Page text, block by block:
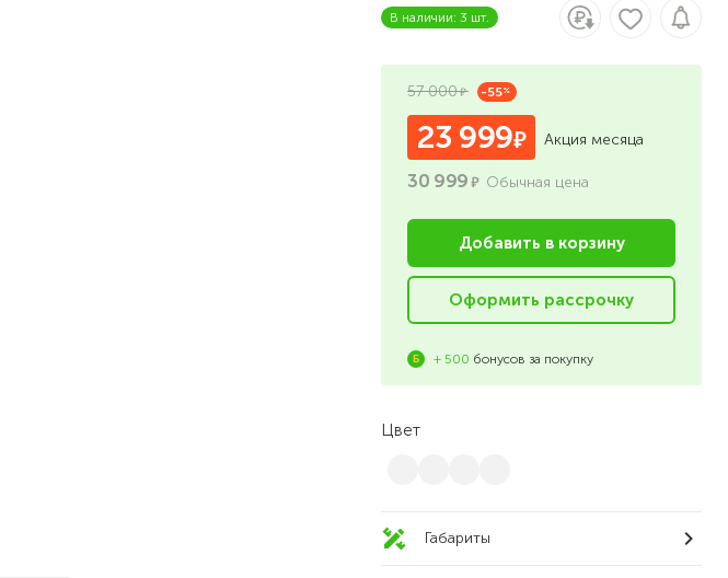
В наличии: 3 шт.
57 000 -55%
23 999 Акция месяца
30 999 Обычная цена
Добавить в корзину
Оформить рассрочку
+ 500 бонусов за покупку
Цвет
Габариты